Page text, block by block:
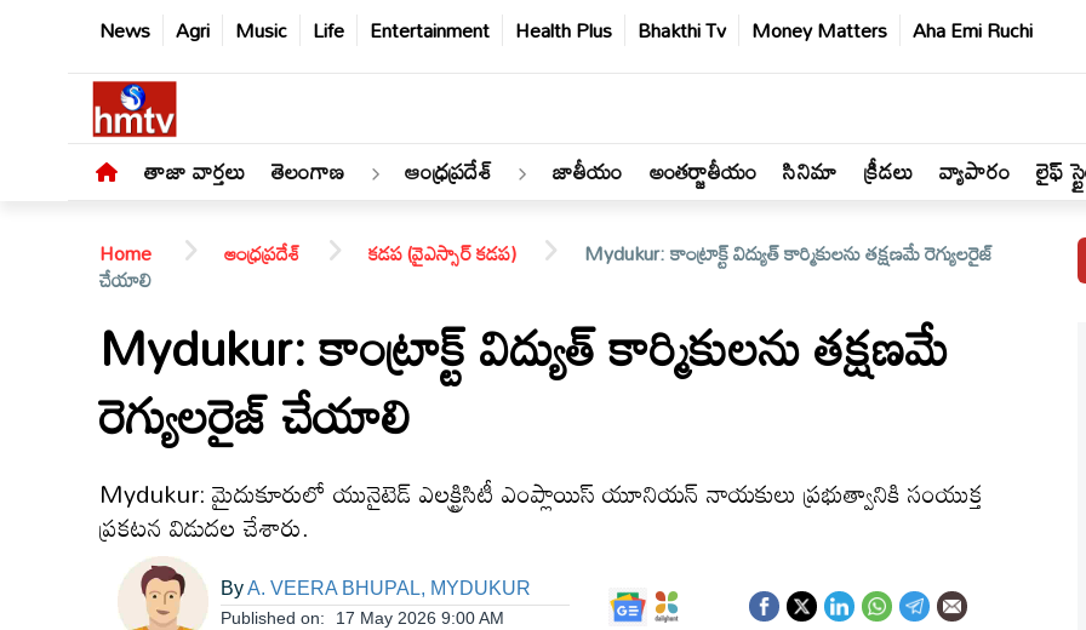
News Agri Music Life Entertainment Health Plus Bhakthi Tv Money Matters Aha Emi Ruchi
తాజా వార్తలు తెలంగాణ ఆంధ్రప్రదేశ్ జాతీయం అంతర్జాతీయం సినిమా క్రీడలు వ్యాపారం లైఫ్
తెలంగాణ
ఆంధ్రప్రదేశ్
Home ఆంధ్రప్రదేశ్ కడప (వైఎస్సార్ కడప) Mydukur: కాంట్రాక్ట్ విద్యుత్ కార్మికులను తక్షణమే రెగ్యులరైజ్
చేయాలి
Mydukur: కాంట్రాక్ట్ విద్యుత్ కార్మికులను తక్షణమే
రెగ్యులరైజ్ చేయాలి
Mydukur: మైదుకూరులో యునైటెడ్ ఎలక్ట్రిసిటీ ఎంప్లాయిస్ యూనియన్ నాయకులు ప్రభుత్వానికి సంయుక్త
ప్రకటన విడుదల చేశారు.
ByA. VEERA BHUPAL, MYDUKUR
Published on: 17 May 2026 9:00 AM